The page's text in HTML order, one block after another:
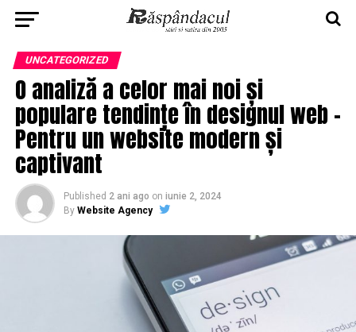
UNCATEGORIZED
O analiză a celor mai noi și
populare tendințe în designul web –
Pentru un website modern și
captivant
Published 2 ani ago on iunie 2, 2024
By Website Agency